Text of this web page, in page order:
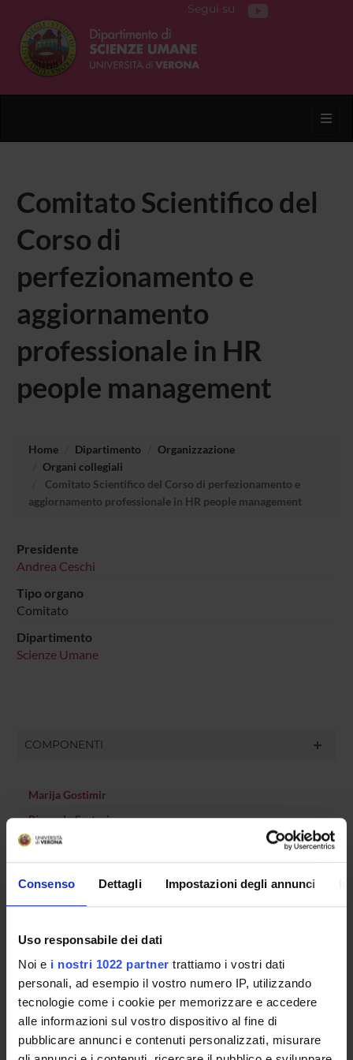
Consenso Dettagli Impostazioni degli annunci
Uso responsabile dei dati
Noi e i nostri 1022 partner trattiamo i vostri dati
personali, ad esempio il vostro numero IP, utilizzando
tecnologie come i cookie per memorizzare e accedere
alle informazioni sul vostro dispositivo al fine di
pubblicare annunci e contenuti personalizzati, misurare
Segui su
Comitato Scientifico del
Corso di
perfezionamento e
aggiornamento
professionale in HR
people management
Home Dipartimento
Organizzazione
Organi collegiali
Comitato Scientifico del Corso di perfezionamento e
aggiornamento professionale in HR people management
Presidente
Andrea Ceschi
Tipo organo
Comitato
Dipartimento
Scienze Umane
COMPONENTI
Marija Gostimir
Riccardo Sartori
Cristina Cocchi
SEDUTE E VERBALI
ORGANIZZAZIONE